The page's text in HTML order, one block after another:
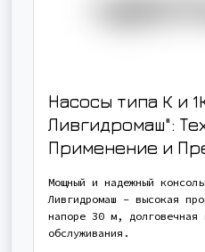
Насосы типа К и
Ливгидромаш":
Применение и
Мощный и надежный
Ливгидромаш - высокая
напоре 30 м, долговечная
обслуживания.